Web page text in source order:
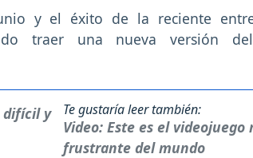
y el éxito de la reciente
traer una nueva versión
Te gustaría leer también:
Video: Este es el
frustrante del mundo